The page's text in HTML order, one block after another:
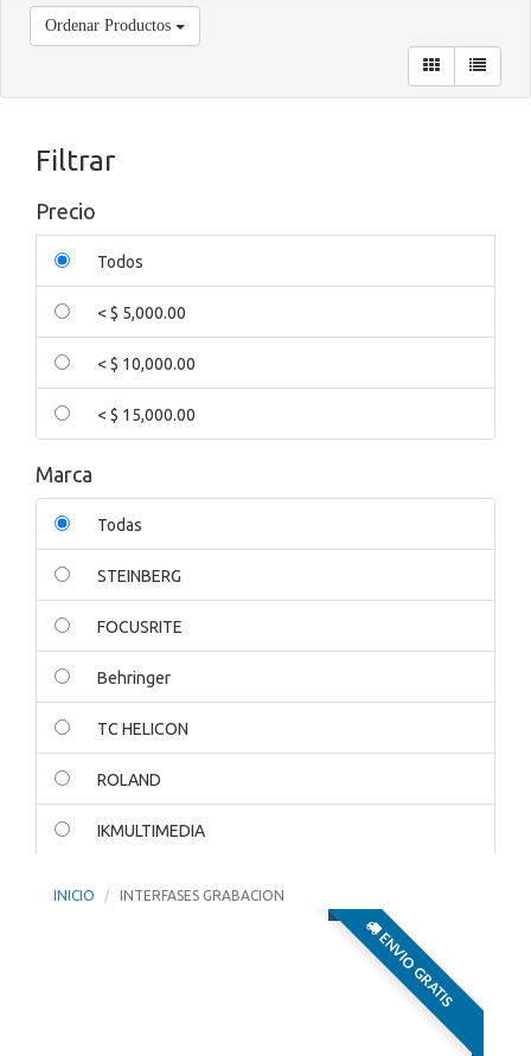
Ordenar Productos
Filtrar
Precio
Todos
< $ 5,000.00
< $ 10,000.00
< $ 15,000.00
Marca
Todas
STEINBERG
FOCUSRITE
Behringer
TC HELICON
ROLAND
IKMULTIMEDIA
INICIO INTERFASES GRABACION
ENVIO GRATIS